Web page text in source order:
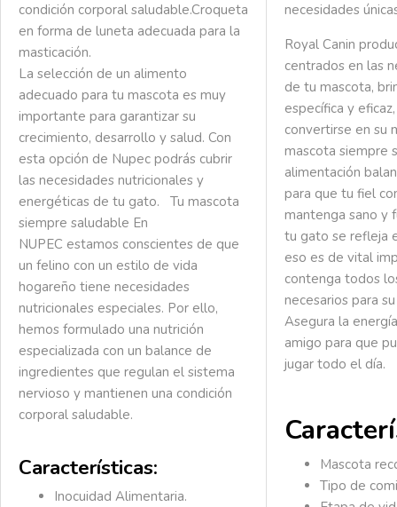
condición corporal saludable.Croqueta
en forma de luneta adecuada para la
masticación.
La selección de un alimento
adecuado para tu mascota es muy
importante para garantizar su
crecimiento, desarrollo y salud. Con
esta opción de Nupec podrás cubrir
las necesidades nutricionales y
energéticas de tu gato. Tu mascota
siempre saludable En
NUPEC estamos conscientes de que
un felino con un estilo de vida
hogareño tiene necesidades
nutricionales especiales. Por ello,
hemos formulado una nutrición
especializada con un balance de
ingredientes que regulan el sistema
nervioso y mantienen una condición
corporal saludable.
Características:
Inocuidad Alimentaria.
necesidades
Royal Canin
centrados en las
de tu mascota,
específica y
convertirse en su
mascota siempre
alimentación
para que tu fiel
mantenga sano y
tu gato se refleja
eso es de vital
contenga todos
necesarios para
Asegura la
amigo para que
jugar todo el día.
Mascota
Tipo de